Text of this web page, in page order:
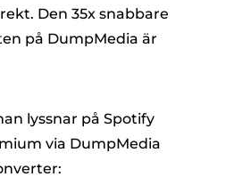
Den 35x snabbare
på DumpMedia är
lyssnar på Spotify
via DumpMedia